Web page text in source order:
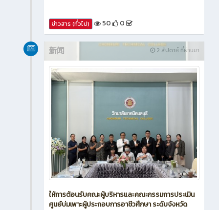
ข่าวสาร (ทั่วไป) 50 0
2 สัปดาห์ ที่ผ่านมา
新闻
ให้การต้อนรับคณะผู้บริหารและคณะกรรมการประเมิน
ศูนย์บ่มเพาะผู้ประกอบการอาชีวศึกษา ระดับจังหวัด